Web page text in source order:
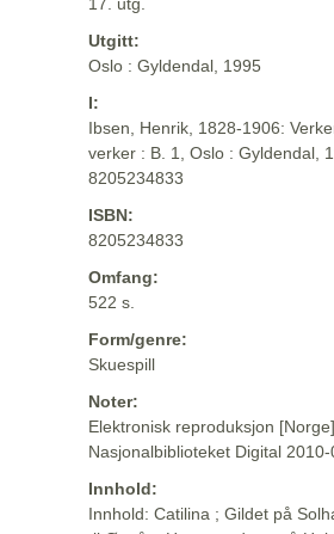
Utgitt:
Oslo : Gyldendal, 1995
I:
Ibsen, Henrik, 1828-1906:
verker : B. 1, Oslo : Gyldendal,
8205234833
ISBN:
8205234833
Omfang:
522 s.
Form/genre:
Skuespill
Noter:
Elektronisk reproduksjon [Norge]
Nasjonalbiblioteket Digital
Innhold:
Innhold: Catilina ; Gildet på